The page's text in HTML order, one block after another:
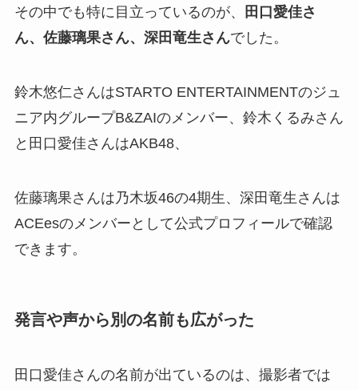
その中でも特に目立っているのが、
田口愛佳さ
ん、佐藤璃果さん、深田竜生さんでした。
鈴木悠仁さんはSTARTO ENTERTAINMENTのジュ
ニア内グループB&ZAIのメンバー、鈴木くるみさん
と田口愛佳さんはAKB48、
佐藤璃果さんは乃木坂46の4期生、深田竜生さんは
ACEesのメンバーとして公式プロフィールで確認
できます。
発言や声から別の名前も広がった
田口愛佳さんの名前が出ているのは、撮影者では